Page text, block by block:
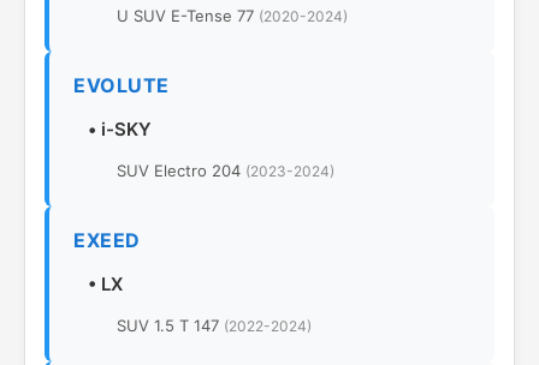
U SUV E-Tense 77 (2020-2024)
EVOLUTE
• i-SKY
SUV Electro 204 (2023-2024)
EXEED
• LX
SUV 1.5 T 147 (2022-2024)